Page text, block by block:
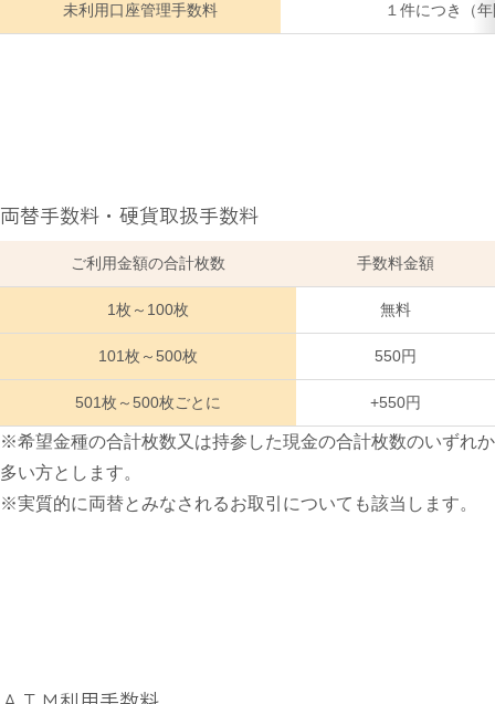
未利用口座管理手数料 １件につき（
両替手数料・硬貨取扱手数料
ご利用金額の合計枚数 手数料金額
1枚～100枚 無料
101枚～500枚 550円
501枚～500枚ごとに +550円
※希望金種の合計枚数又は持参した現金の合計枚数のいずれか
多い方とします。
※実質的に両替とみなされるお取引についても該当します。